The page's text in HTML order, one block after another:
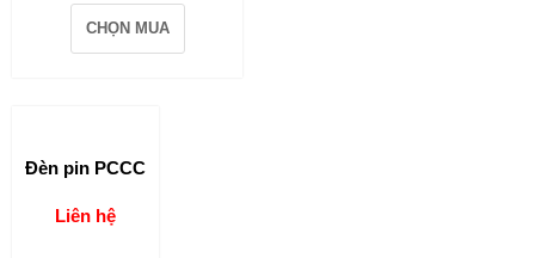
CHỌN MUA
Đèn pin PCCC
Liên hệ